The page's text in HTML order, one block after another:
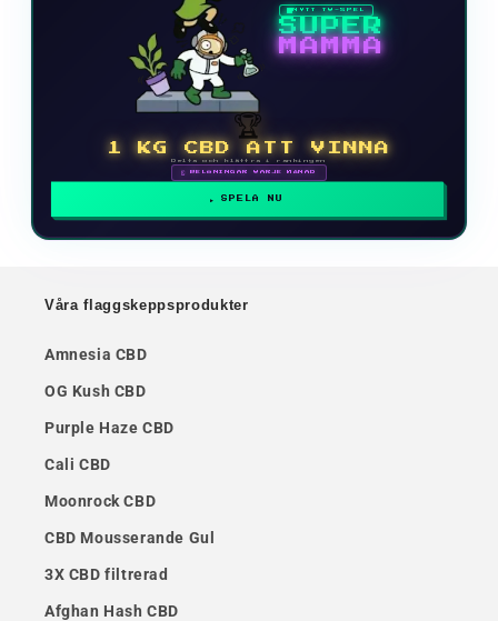
NYTT TV-SPEL
SUPER
MAMMA
🏆
1 KG CBD ATT VINNA
Delta och klättra i rankingen
🗓 BELÖNINGAR VARJE MÅNAD
SPELA NU
Våra flaggskeppsprodukter
Amnesia CBD
OG Kush CBD
Purple Haze CBD
Cali CBD
Moonrock CBD
CBD Mousserande Gul
3X CBD filtrerad
Afghan Hash CBD